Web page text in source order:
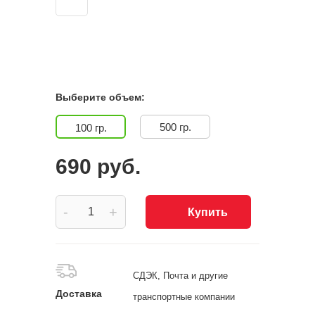
Выберите объем:
100 гр. 500 гр.
690 руб.
+
- Купить
Доставка
СДЭК, Почта и другие
транспортные компании